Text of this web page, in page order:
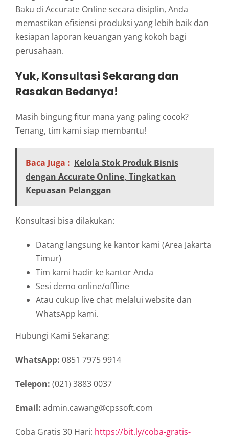
Baku di Accurate Online secara disiplin, Anda
memastikan efisiensi produksi yang lebih baik dan
kesiapan laporan keuangan yang kokoh bagi
perusahaan.
Yuk, Konsultasi Sekarang dan
Rasakan Bedanya!
Masih bingung fitur mana yang paling cocok?
Tenang, tim kami siap membantu!
Baca Juga : Kelola Stok Produk Bisnis
dengan Accurate Online, Tingkatkan
Kepuasan Pelanggan
Konsultasi bisa dilakukan:
Datang langsung ke kantor kami (Area Jakarta
Timur)
Tim kami hadir ke kantor Anda
Sesi demo online/offline
Atau cukup live chat melalui website dan
WhatsApp kami.
Hubungi Kami Sekarang:
WhatsApp: 0851 7975 9914
Telepon: (021) 3883 0037
Email: admin.cawang@cpssoft.com
Coba Gratis 30 Hari: https://bit.ly/coba-gratis-